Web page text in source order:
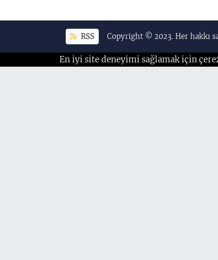
RSS Copyright © 2023. Her hakkı
En iyi site deneyimi sağlamak için